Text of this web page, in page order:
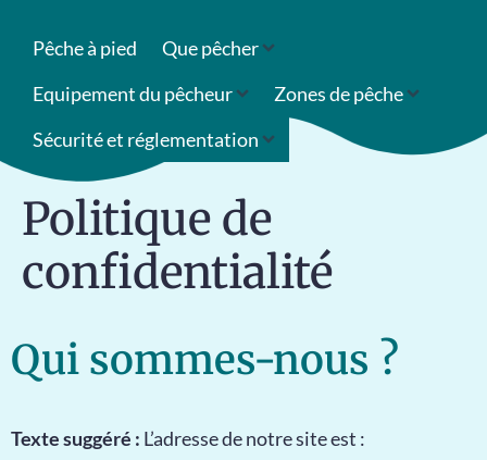
Pêche à pied
Que pêcher
Equipement du pêcheur
Zones de pêche
Sécurité et réglementation
Politique de
confidentialité
Qui sommes-nous ?
Texte suggéré : L’adresse de notre site est :